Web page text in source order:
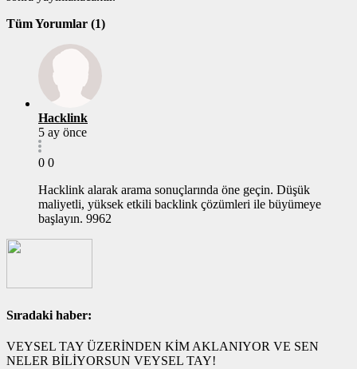
Tüm Yorumlar (1)
Hacklink
5 ay önce
0 0
Hacklink alarak arama sonuçlarında öne geçin. Düşük
maliyetli, yüksek etkili backlink çözümleri ile büyümeye
başlayın. 9962
Sıradaki haber:
VEYSEL TAY ÜZERİNDEN KİM AKLANIYOR VE SEN
NELER BİLİYORSUN VEYSEL TAY!